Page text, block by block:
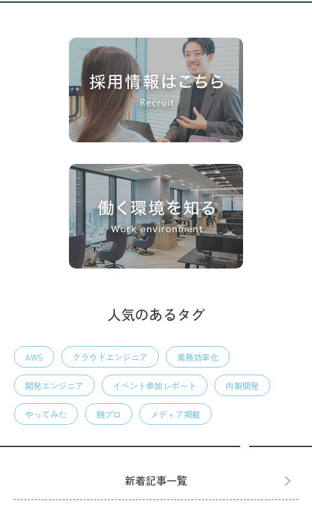
人気のあるタグ
AWS クラウドエンジニア 業務効率化
開発エンジニア イベント参加レポート 内製開発
やってみた 競プロ メディア掲載
新着記事一覧